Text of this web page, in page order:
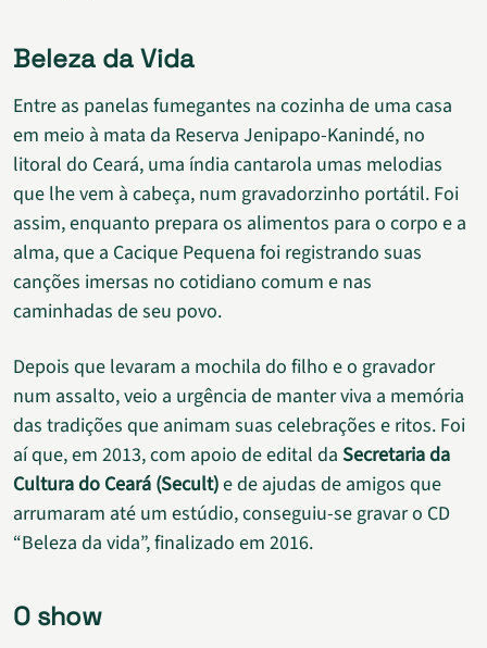
Beleza da Vida
Entre as panelas fumegantes na cozinha de uma casa
em meio à mata da Reserva Jenipapo-Kanindé, no
litoral do Ceará, uma índia cantarola umas melodias
que lhe vem à cabeça, num gravadorzinho portátil. Foi
assim, enquanto prepara os alimentos para o corpo e a
alma, que a Cacique Pequena foi registrando suas
canções imersas no cotidiano comum e nas
caminhadas de seu povo.
Depois que levaram a mochila do filho e o gravador
num assalto, veio a urgência de manter viva a memória
das tradições que animam suas celebrações e ritos. Foi
aí que, em 2013, com apoio de edital da Secretaria da
Cultura do Ceará (Secult)e de ajudas de amigos que
arrumaram até um estúdio, conseguiu-se gravar o CD
“Beleza da vida”, finalizado em 2016.
O show